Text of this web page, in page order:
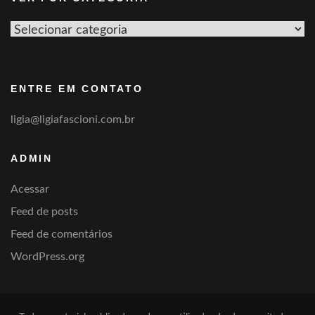
Ver
ENTRE EM CONTATO
ligia@ligiafascioni.com.br
ADMIN
Acessar
Feed de posts
Feed de comentários
WordPress.org